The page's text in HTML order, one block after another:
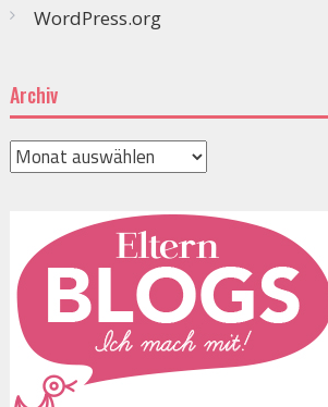
WordPress.org
Archiv
Archiv